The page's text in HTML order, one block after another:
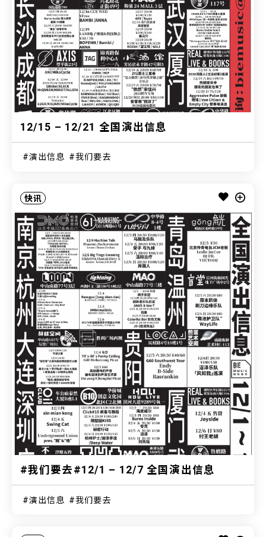
12/15 – 12/21 全国演出信息
演出信息 我们要去
快讯
#我们要去#12/1 – 12/7 全国演出信息
演出信息 我们要去